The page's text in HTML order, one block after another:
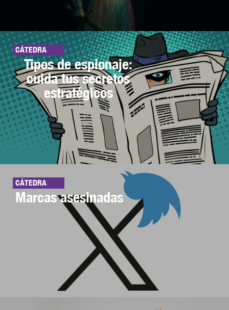
CÁTEDRA
Tipos de espionaje:
cuida tus secretos
estratégicos
CÁTEDRA
Marcas asesinadas